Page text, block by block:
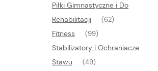
Piłki Gimnastyczne i Do
Rehabilitacji
(62)
Fitness (99)
Stabilizatory i Ochraniacze
Stawu
(49)